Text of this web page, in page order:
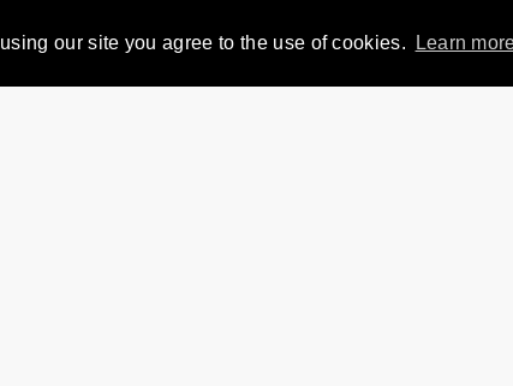
our site you agree to the use of cookies. Learn